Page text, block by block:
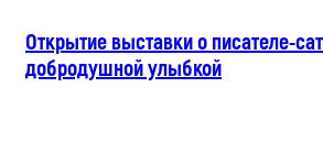
Открытие выставки о писателе-
добродушной улыбкой